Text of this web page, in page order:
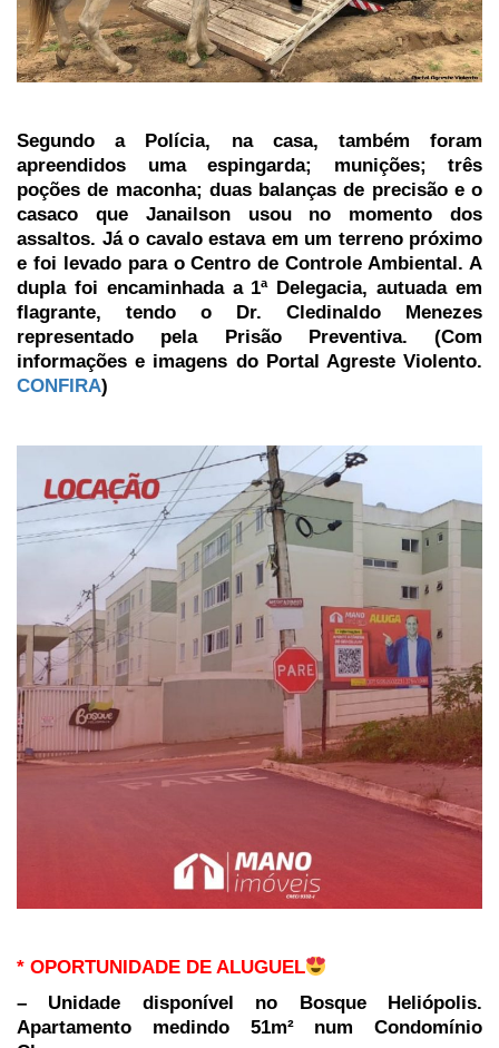
Segundo a Polícia, na casa, também foram
apreendidos uma espingarda; munições; três
poções de maconha; duas balanças de precisão e o
casaco que Janailson usou no momento dos
assaltos. Já o cavalo estava em um terreno próximo
e foi levado para o Centro de Controle Ambiental. A
dupla foi encaminhada a 1ª Delegacia, autuada em
flagrante, tendo o Dr. Cledinaldo Menezes
representado pela Prisão Preventiva. (Com
informações e imagens do Portal Agreste Violento.
CONFIRA)
* OPORTUNIDADE DE ALUGUEL
– Unidade disponível no Bosque Heliópolis.
Apartamento medindo 51m² num Condomínio